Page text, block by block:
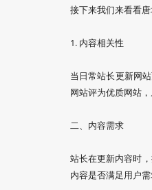
接下来我们来看看
1. 内容相关性
当日常站长更新网
网站评为优质网站
二、内容需求
站长在更新内容时
内容是否满足用户